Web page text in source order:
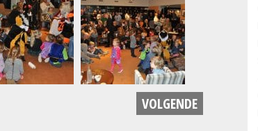
VOLGENDE